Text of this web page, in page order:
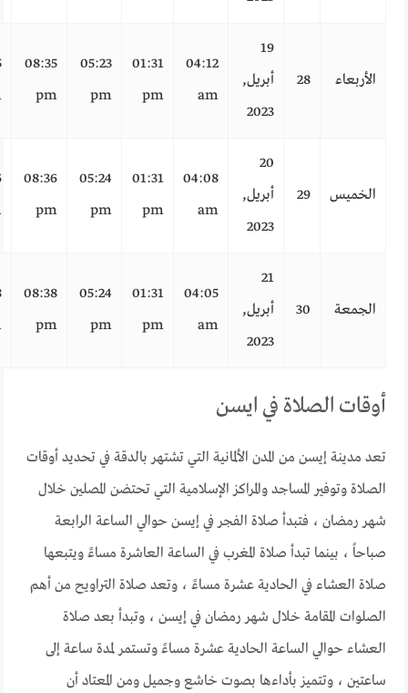
الأربعاء 28
19
أبريل,
2023
04:12
am
01:31
pm
05:23
pm
08:35
pm
الخميس 29
20
أبريل,
2023
04:08
am
01:31
pm
05:24
pm
08:36
pm
الجمعة 30
21
أبريل,
2023
04:05
am
01:31
pm
05:24
pm
08:38
pm
أوقات الصلاة في ايسن
تعد مدينة إيسن من المدن الألمانية التي تشتهر بالدقة في تحديد أوقات
الصلاة وتوفير المساجد والمراكز الإسلامية التي تحتضن المصلين خلال
شهر رمضان ، فتبدأ صلاة الفجر في إيسن حوالي الساعة الرابعة
صباحاً ، بينما تبدأ صلاة المغرب في الساعة العاشرة مساءً ويتبعها
صلاة العشاء في الحادية عشرة مساءً ، وتعد صلاة التراويح من أهم
الصلوات المقامة خلال شهر رمضان في إيسن ، وتبدأ بعد صلاة
العشاء حوالي الساعة الحادية عشرة مساءً وتستمر لمدة ساعة إلى
ساعتين ، وتتميز بأداءها بصوت خاشع وجميل ومن المعتاد أن